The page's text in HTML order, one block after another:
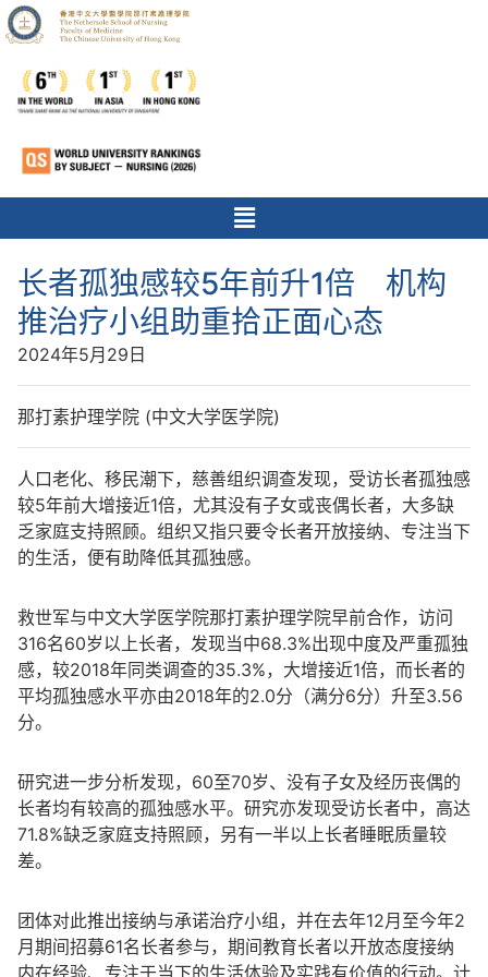
长者孤独感较5年前升1倍 机构
推治疗小组助重拾正面心态
2024年5月29日
那打素护理学院 (中文大学医学院)
人口老化、移民潮下，慈善组织调查发现，受访长者孤独感
较5年前大增接近1倍，尤其没有子女或丧偶长者，大多缺
乏家庭支持照顾。组织又指只要令长者开放接纳、专注当下
的生活，便有助降低其孤独感。
救世军与中文大学医学院那打素护理学院早前合作，访问
316名60岁以上长者，发现当中68.3%出现中度及严重孤独
感，较2018年同类调查的35.3%，大增接近1倍，而长者的
平均孤独感水平亦由2018年的2.0分（满分6分）升至3.56
分。
研究进一步分析发现，60至70岁、没有子女及经历丧偶的
长者均有较高的孤独感水平。研究亦发现受访长者中，高达
71.8%缺乏家庭支持照顾，另有一半以上长者睡眠质量较
差。
团体对此推出接纳与承诺治疗小组，并在去年12月至今年2
月期间招募61名长者参与，期间教育长者以开放态度接纳
内在经验、专注于当下的生活体验及实践有价值的行动。计